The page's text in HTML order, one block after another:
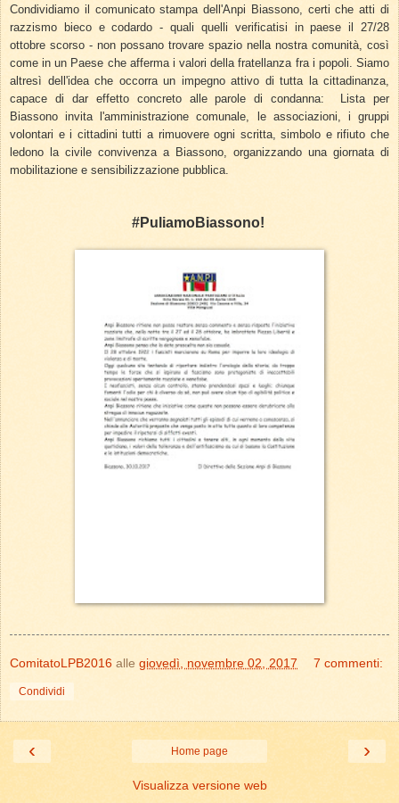
Condividiamo il comunicato stampa dell'Anpi Biassono, certi che atti di
razzismo bieco e codardo - quali quelli verificatisi in paese il 27/28
ottobre scorso - non possano trovare spazio nella nostra comunità, così
come in un Paese che afferma i valori della fratellanza fra i popoli. Siamo
altresì dell'idea che occorra un impegno attivo di tutta la cittadinanza,
capace di dar effetto concreto alle parole di condanna:
Lista per
Biassono invita l'amministrazione comunale, le associazioni, i gruppi
volontari e i cittadini tutti a rimuovere ogni scritta, simbolo e rifiuto che
ledono la civile convivenza a Biassono, organizzando una giornata di
mobilitazione e sensibilizzazione pubblica.
#PuliamoBiassono!
ComitatoLPB2016 alle giovedì, novembre 02, 2017 7 commenti:
Condividi
‹ ›
Home page
Visualizza versione web